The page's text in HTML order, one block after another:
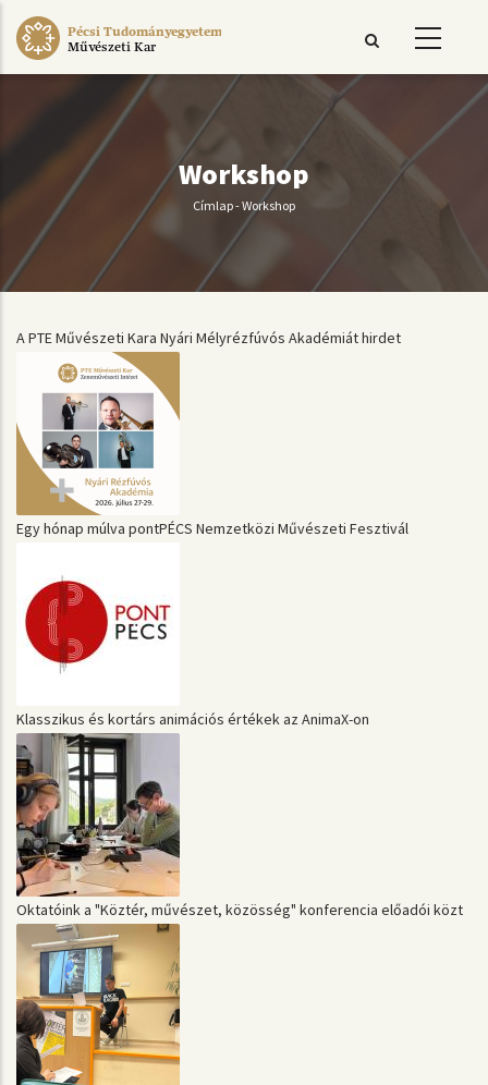
Ugrás
Pécsi Tudományegyetem
Művészeti Kar
Workshop
Morzsa
Címlap-Workshop
A PTE Művészeti Kara Nyári Mélyrézfúvós Akadémiát hirdet
Egy hónap múlva pontPÉCS Nemzetközi Művészeti Fesztivál
Klasszikus és kortárs animációs értékek az AnimaX-on
Oktatóink a "Köztér, művészet, közösség" konferencia előadói közt